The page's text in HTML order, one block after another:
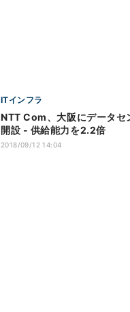
ITインフラ
NTT Com、大阪にデータセ
開設 - 供給能力を2.2倍
2018/09/12 14:04